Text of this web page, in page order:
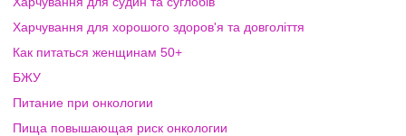
Харчування для хорошого здоров'я та довголіття
Как питаться женщинам 50+
БЖУ
Питание при онкологии
Пища повышающая риск онкологии